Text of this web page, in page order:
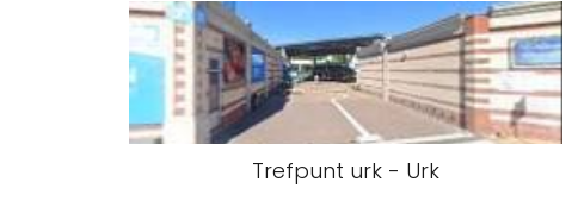
Trefpunt urk - Urk